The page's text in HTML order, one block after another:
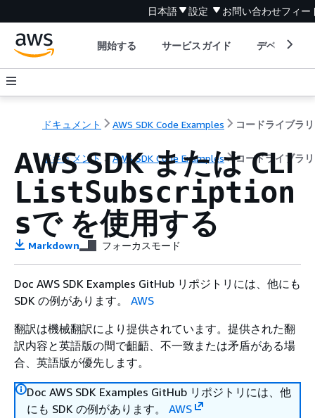
日本語 設定 お問い合わせフィー
開始する サービスガイド デベロッパ
ドキュメント AWS SDK Code Examples コードライブラリ
ドキュメント AWS SDK Code Examples コードライブラリ
AWS SDK または CLI
ListSubscription
sで を使用する
Markdown フォーカスモード
Doc AWS SDK Examples GitHub リポジトリには、他にも
SDK の例があります。 AWS
翻訳は機械翻訳により提供されています。提供された翻
訳内容と英語版の間で齟齬、不一致または矛盾がある場
合、英語版が優先します。
Doc AWS SDK Examples GitHub リポジトリには、他
にも SDK の例があります。 AWS